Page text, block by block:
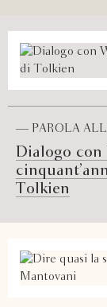
— PAROLA
Dialogo
Tolkien